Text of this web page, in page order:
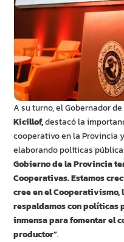
A su turno, el Gobernador de
Kicillof,destacó la
cooperativo en la Provincia
elaborando políticas
Gobierno de la Provincia
Cooperativas. Estamos
cree en el Cooperativismo,
respaldamos con políticas
inmensa para fomentar el
productor”.